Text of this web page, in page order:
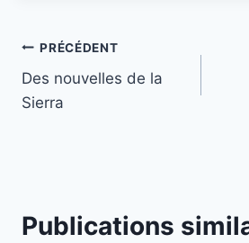
Navigation
de
PRÉCÉDENT
Des nouvelles de la
Sierra
Publications